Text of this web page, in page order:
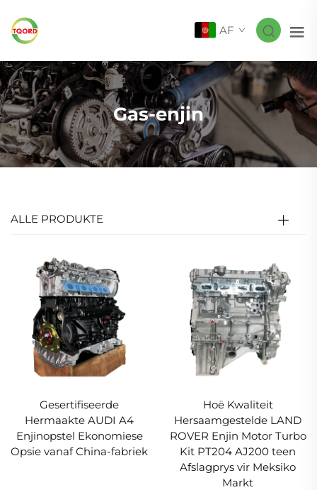
AF
Gas-enjin
ALLE PRODUKTE
Gesertifiseerde
Hermaakte AUDI A4
Enjinopstel Ekonomiese
Opsie vanaf China-fabriek
Hoë Kwaliteit
Hersaamgestelde LAND
ROVER Enjin Motor Turbo
Kit PT204 AJ200 teen
Afslagprys vir Meksiko
Markt